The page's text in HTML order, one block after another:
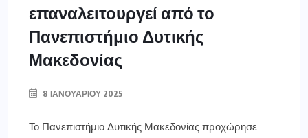
επαναλειτουργεί από το
Πανεπιστήμιο Δυτικής
Μακεδονίας
8 ΙΑΝΟΥΑΡΊΟΥ 2025
Το Πανεπιστήμιο Δυτικής Μακεδονίας προχώρησε